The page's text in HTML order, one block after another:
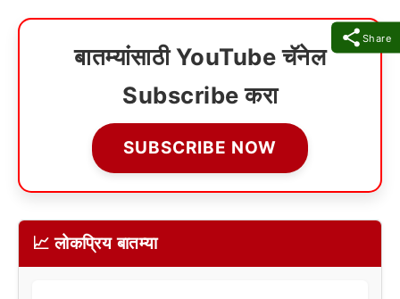
Share
बातम्यांसाठी YouTube चॅनेल
Subscribe करा
SUBSCRIBE NOW
📈 लोकप्रिय बातम्या